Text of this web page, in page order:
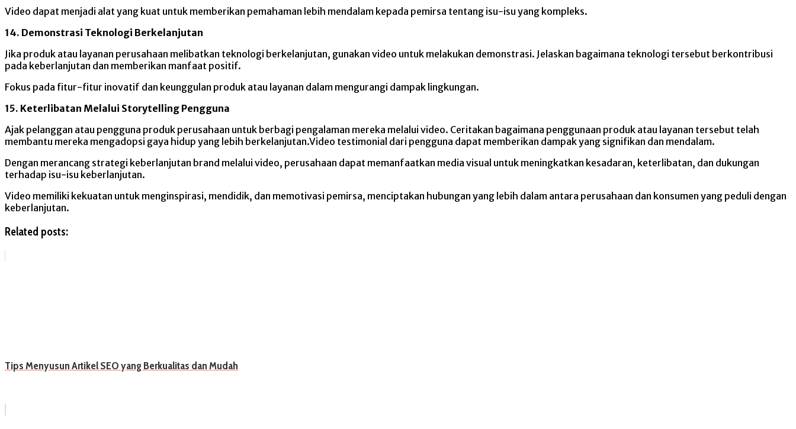
Video dapat menjadi alat yang kuat untuk memberikan pemahaman lebih mendalam kepada pemirsa tentang isu-isu yang kompleks.
14. Demonstrasi Teknologi Berkelanjutan
Jika produk atau layanan perusahaan melibatkan teknologi berkelanjutan, gunakan video untuk melakukan demonstrasi. Jelaskan bagaimana teknologi tersebut berkontribusi
pada keberlanjutan dan memberikan manfaat positif.
Fokus pada fitur-fitur inovatif dan keunggulan produk atau layanan dalam mengurangi dampak lingkungan.
15. Keterlibatan Melalui Storytelling Pengguna
Ajak pelanggan atau pengguna produk perusahaan untuk berbagi pengalaman mereka melalui video. Ceritakan bagaimana penggunaan produk atau layanan tersebut telah
membantu mereka mengadopsi gaya hidup yang lebih berkelanjutan.Video testimonial dari pengguna dapat memberikan dampak yang signifikan dan mendalam.
Dengan merancang strategi keberlanjutan brand melalui video, perusahaan dapat memanfaatkan media visual untuk meningkatkan kesadaran, keterlibatan, dan dukungan
terhadap isu-isu keberlanjutan.
Video memiliki kekuatan untuk menginspirasi, mendidik, dan memotivasi pemirsa, menciptakan hubungan yang lebih dalam antara perusahaan dan konsumen yang peduli dengan
keberlanjutan.
Related posts:
Tips Menyusun Artikel SEO yang Berkualitas dan Mudah